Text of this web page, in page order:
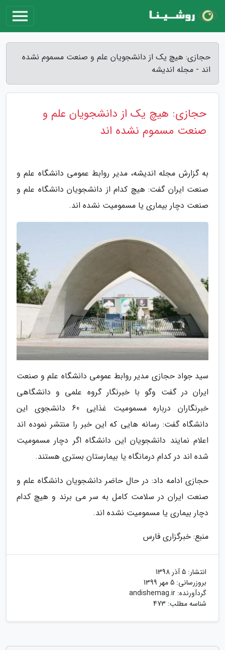
حجازی: هیچ یک از دانشجویان علم و صنعت مسموم نشده
اند - مجله اندیشه
حجازی: هیچ یک از دانشجویان علم و
صنعت مسموم نشده اند
به گزارش مجله اندیشه، مدیر روابط عمومی دانشگاه علم و
صنعت ایران گفت: هیچ کدام از دانشجویان دانشگاه علم و
صنعت دچار بیماری یا مسمومیت نشده اند.
سید جواد حجازی مدیر روابط عمومی دانشگاه علم و صنعت
ایران در گفت وگو با خبرنگار گروه علمی و دانشگاهی
خبرنگاران درباره مسمومیت غذایی 60 دانشجوی این
دانشگاه گفت: رسانه هایی که این خبر را منتشر نموده اند
اعلام نمایند دانشجویان این دانشگاه اگر دچار مسمومیت
شده اند در کدام درمانگاه یا بیمارستان بستری هستند.
حجازی ادامه داد: در حال حاضر دانشجویان دانشگاه علم و
صنعت ایران در سلامت کامل به سر می برند و هیچ کدام
دچار بیماری یا مسمومیت نشده اند.
منبع: خبرگزاری فارس
انتشار: 5 آذر 1398
بروزرسانی: 5 مهر 1399
گردآورنده: andishemag.ir
شناسه مطلب: 473